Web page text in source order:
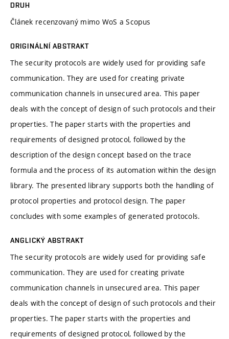
DRUH
Článek recenzovaný mimo WoS a Scopus
ORIGINÁLNÍ ABSTRAKT
The security protocols are widely used for providing safe
communication. They are used for creating private
communication channels in unsecured area. This paper
deals with the concept of design of such protocols and their
properties. The paper starts with the properties and
requirements of designed protocol, followed by the
description of the design concept based on the trace
formula and the process of its automation within the design
library. The presented library supports both the handling of
protocol properties and protocol design. The paper
concludes with some examples of generated protocols.
ANGLICKÝ ABSTRAKT
The security protocols are widely used for providing safe
communication. They are used for creating private
communication channels in unsecured area. This paper
deals with the concept of design of such protocols and their
properties. The paper starts with the properties and
requirements of designed protocol, followed by the